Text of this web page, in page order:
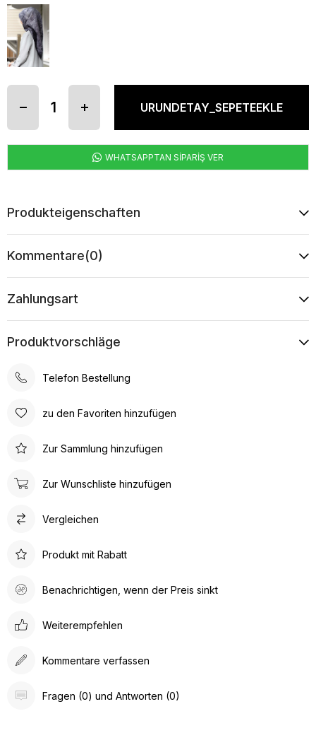
WHATSAPPTAN SİPARİŞ VER
Produkteigenschaften
Kommentare(0)
Zahlungsart
Produktvorschläge
Telefon Bestellung
zu den Favoriten hinzufügen
Zur Sammlung hinzufügen
Zur Wunschliste hinzufügen
Vergleichen
Produkt mit Rabatt
Benachrichtigen, wenn der Preis sinkt
Weiterempfehlen
Kommentare verfassen
Fragen (0) und Antworten (0)